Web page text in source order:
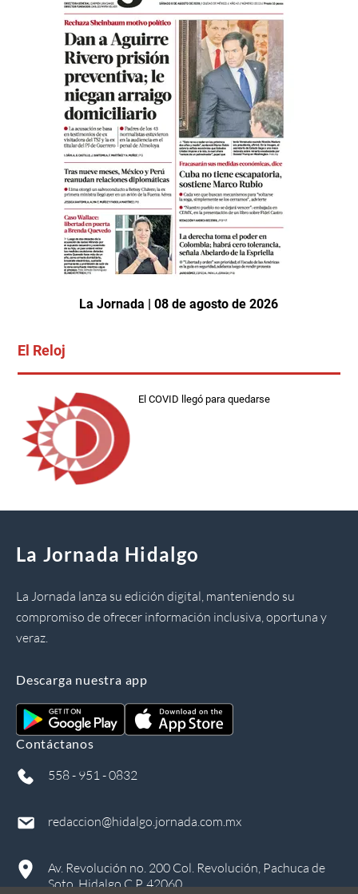
La Jornada | 08 de agosto de 2026
El Reloj
El COVID llegó para quedarse
La Jornada Hidalgo
La Jornada lanza su edición digital, manteniendo su
compromiso de ofrecer información inclusiva, oportuna y
veraz.
Descarga nuestra app
Contáctanos
558 - 951 - 0832
redaccion@hidalgo.jornada.com.mx
Av. Revolución no. 200 Col. Revolución, Pachuca de
Soto, Hidalgo C.P. 42060